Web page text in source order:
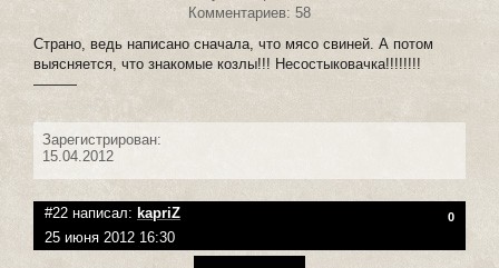
Комментариев: 58
Страно, ведь написано сначала, что мясо свиней. А потом
выясняется, что знакомые козлы!!! Несостыковачка!!!!!!!!
———
Зарегистрирован:
15.04.2012
#22 написал: kapriZ 0
25 июня 2012 16:30